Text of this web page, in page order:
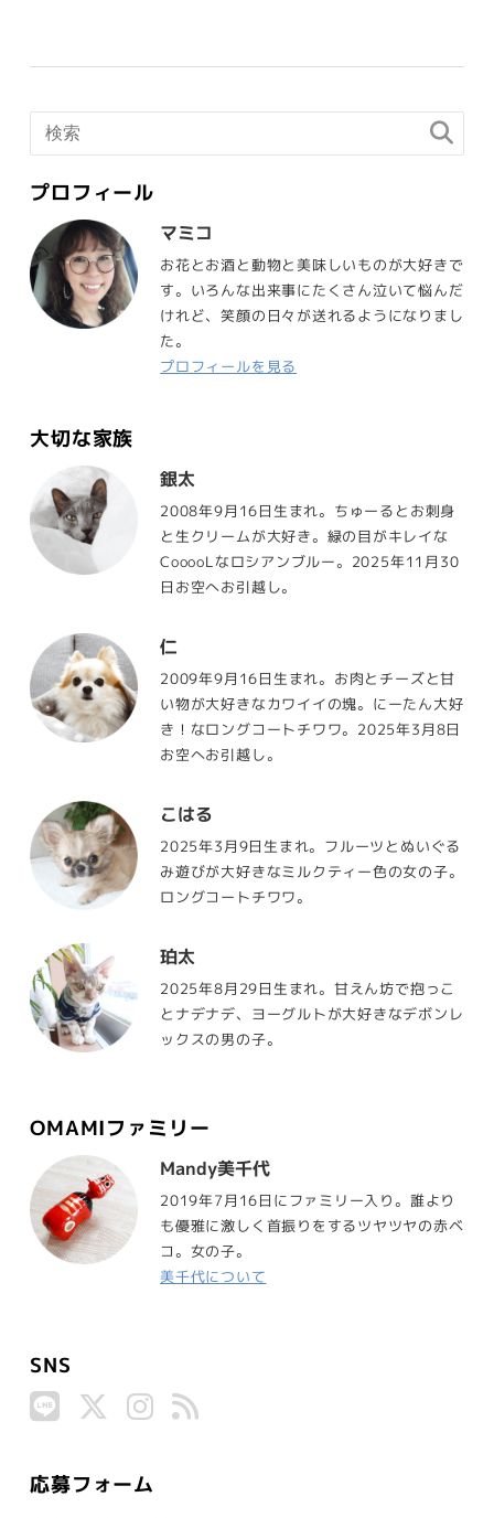
プロフィール
マミコ
お花とお酒と動物と美味しいものが大好きで
す。いろんな出来事にたくさん泣いて悩んだ
けれど、笑顔の日々が送れるようになりまし
た。
プロフィールを見る
大切な家族
銀太
2008年9月16日生まれ。ちゅーるとお刺身
と生クリームが大好き。緑の目がキレイな
CooooLなロシアンブルー。2025年11月30
日お空へお引越し。
仁
2009年9月16日生まれ。お肉とチーズと甘
い物が大好きなカワイイの塊。にーたん大好
き！なロングコートチワワ。2025年3月8日
お空へお引越し。
こはる
2025年3月9日生まれ。フルーツとぬいぐる
み遊びが大好きなミルクティー色の女の子。
ロングコートチワワ。
珀太
2025年8月29日生まれ。甘えん坊で抱っこ
とナデナデ、ヨーグルトが大好きなデボンレ
ックスの男の子。
OMAMIファミリー
Mandy美千代
2019年7月16日にファミリー入り。誰より
も優雅に激しく首振りをするツヤツヤの赤ベ
コ。女の子。
美千代について
SNS
応募フォーム